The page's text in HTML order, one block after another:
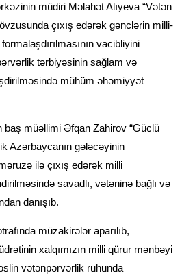
müdiri Məlahət Alıyeva “Vətən
çıxış edərək gənclərin milli-
vacibliyini
tərbiyəsinin sağlam və
mühüm əhəmiyyət
baş müəllimi Əfqan Zahirov “Güclü
Azərbaycanın gələcəyinin
ilə çıxış edərək milli
savadlı, vətəninə bağlı və
danışıb.
müzakirələr aparılıb,
xalqımızın milli qürur mənbəyi
vətənpərvərlik ruhunda